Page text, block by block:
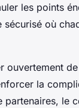
les points
où
ouvertement
la
partenaires, le